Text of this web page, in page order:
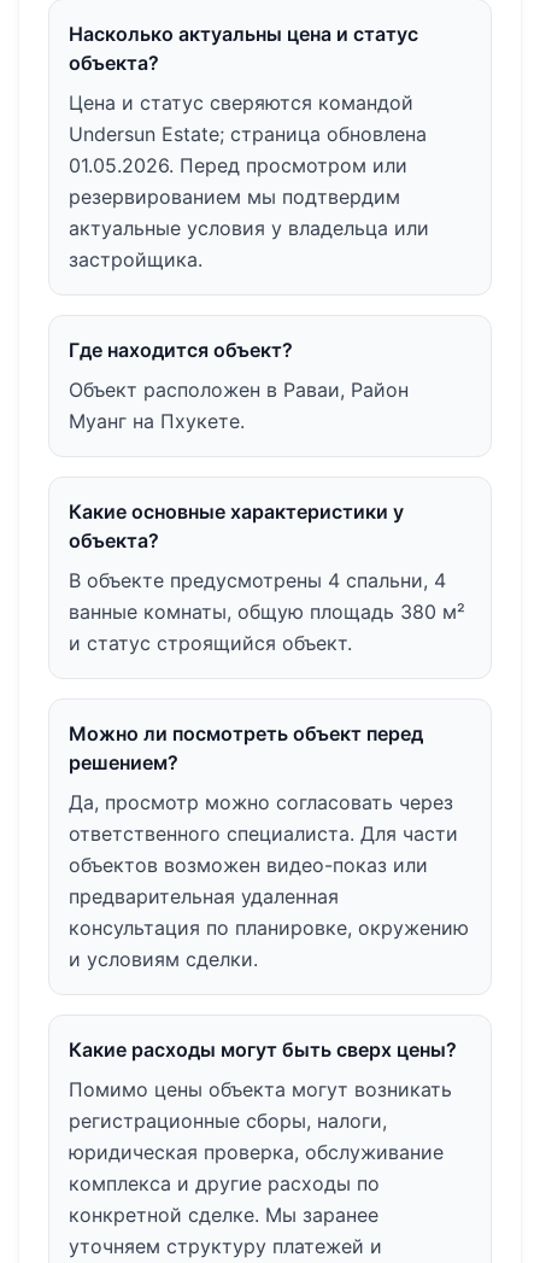
Насколько актуальны цена и статус
объекта?
Цена и статус сверяются командой
Undersun Estate; страница обновлена
01.05.2026. Перед просмотром или
резервированием мы подтвердим
актуальные условия у владельца или
застройщика.
Где находится объект?
Объект расположен в Раваи, Район
Муанг на Пхукете.
Какие основные характеристики у
объекта?
В объекте предусмотрены 4 спальни, 4
ванные комнаты, общую площадь 380 м²
и статус строящийся объект.
Можно ли посмотреть объект перед
решением?
Да, просмотр можно согласовать через
ответственного специалиста. Для части
объектов возможен видео-показ или
предварительная удаленная
консультация по планировке, окружению
и условиям сделки.
Какие расходы могут быть сверх цены?
Помимо цены объекта могут возникать
регистрационные сборы, налоги,
юридическая проверка, обслуживание
комплекса и другие расходы по
конкретной сделке. Мы заранее
уточняем структуру платежей и